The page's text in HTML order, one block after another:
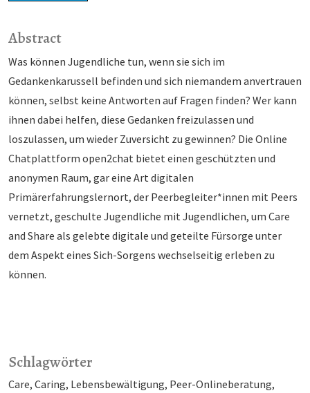
Schlagwörter
Care Caring Lebensbewältigung Peer-Onlineberatung
Abstract
Was können Jugendliche tun, wenn sie sich im
Gedankenkarussell befinden und sich niemandem anvertrauen
können, selbst keine Antworten auf Fragen finden? Wer kann
ihnen dabei helfen, diese Gedanken freizulassen und
loszulassen, um wieder Zuversicht zu gewinnen? Die Online
Chatplattform open2chat bietet einen geschützten und
anonymen Raum, gar eine Art digitalen
Primärerfahrungslernort, der Peerbegleiter*innen mit Peers
vernetzt, geschulte Jugendliche mit Jugendlichen, um Care
and Share als gelebte digitale und geteilte Fürsorge unter
dem Aspekt eines Sich-Sorgens wechselseitig erleben zu
können.